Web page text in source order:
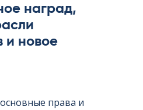
наград,
и новое
права и